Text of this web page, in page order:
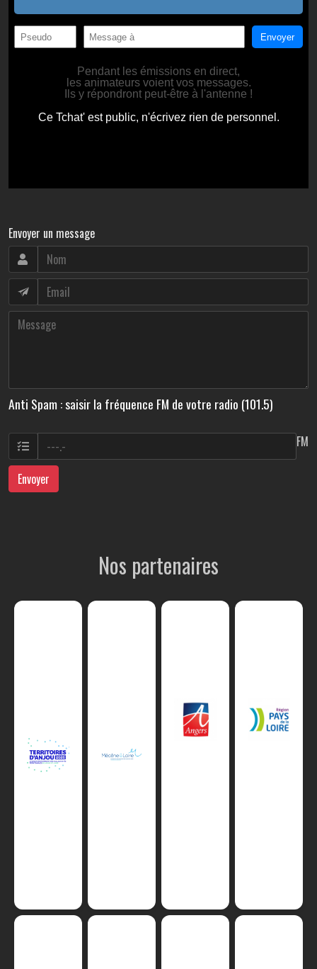
Envoyer un message
Anti Spam : saisir la fréquence FM de votre radio (101.5)
FM
Envoyer
Nos partenaires